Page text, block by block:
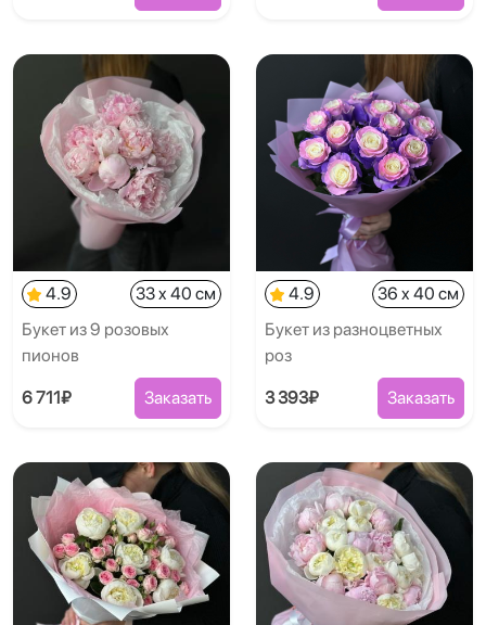
4.9
33 x 40 см
Букет из 9 розовых
пионов
6 711₽ Заказать
4.9
36 x 40 см
Букет из разноцветных
роз
3 393₽ Заказать